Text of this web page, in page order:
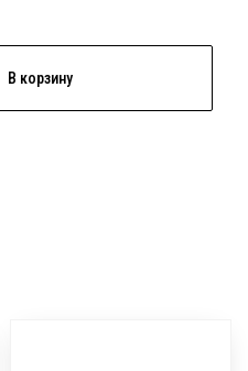
В корзину